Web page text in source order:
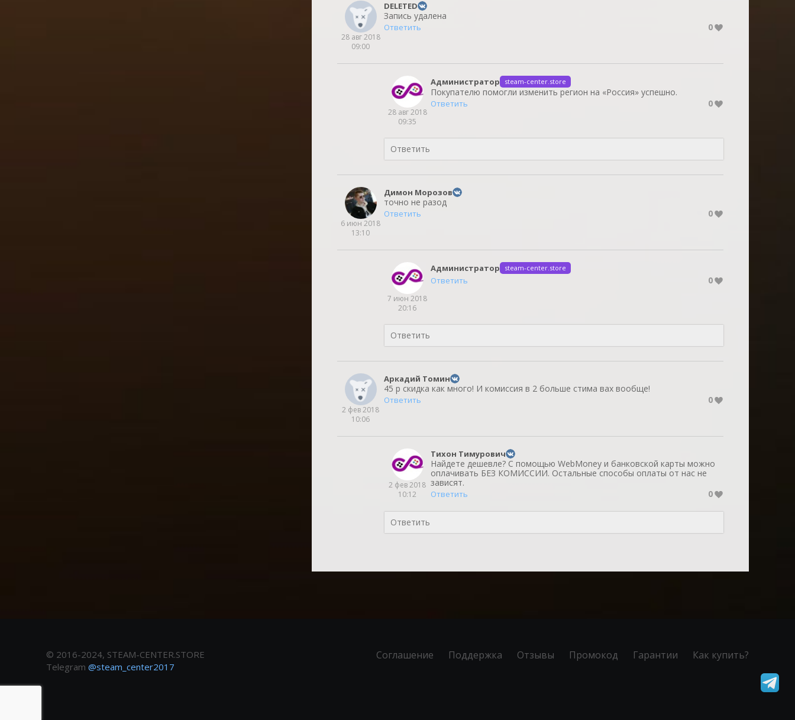
28 авг 2018
09:00
DELETED
Запись удалена
Ответить 0
28 авг 2018
09:35
Администратор steam-center.store
Покупателю помогли изменить регион на «Россия» успешно.
Ответить 0
6 июн 2018
13:10
Димон Морозов
точно не разод
Ответить 0
7 июн 2018
20:16
Администратор steam-center.store
Ответить 0
2 фев 2018
10:06
Аркадий Томин
45 р скидка как много! И комиссия в 2 больше стима вах вообще!
Ответить 0
2 фев 2018
10:12
Тихон Тимурович
Найдете дешевле? С помощью WebMoney и банковской карты можно
оплачивать БЕЗ КОМИССИИ. Остальные способы оплаты от нас не
зависят.
Ответить 0
© 2016-2024, STEAM-CENTER.STORE
Telegram @steam_center2017
Соглашение Поддержка Отзывы Промокод Гарантии Как купить?